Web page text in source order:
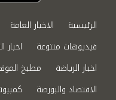
الرئيسية الاخبار العامة
فيديوهات متنوعة
اخبار
اخبار الرياضة
مطبخ
الاقتصاد والبورصة